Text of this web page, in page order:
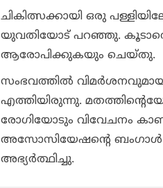
ചികിത്സക്കായി ഒരു
യുവതിയോട് പറഞ്ഞു.
ആരോപിക്കുകയും ചെയ്തു.
സംഭവത്തിൽ
എത്തിയിരുന്നു.
രോഗിയോടും വിവേചനം
അസോസിയേഷന്റെ ബംഗാൾ
അഭ്യർത്ഥിച്ചു.